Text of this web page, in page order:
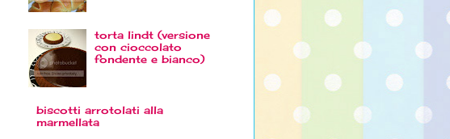
torta lindt (versione
con cioccolato
fondente e bianco)
biscotti arrotolati alla
marmellata